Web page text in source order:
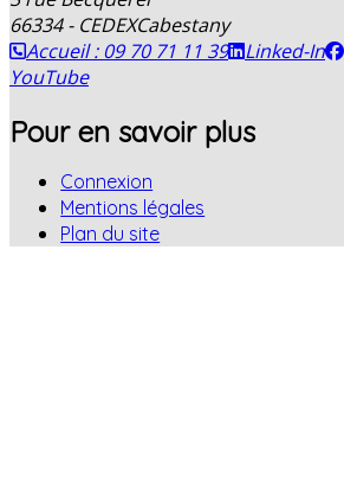
66334 - CEDEXCabestany
Accueil : 09 70 71 11 39
Linked-In
YouTube
Pour en savoir plus
Connexion
Mentions légales
Plan du site